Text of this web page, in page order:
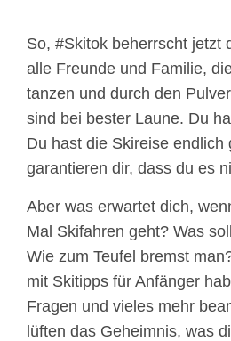
So, #Skitok beherrscht jetzt
alle Freunde und Familie,
tanzen und durch den
sind bei bester Laune. Du
Du hast die Skireise endlich
garantieren dir, dass du es
Aber was erwartet dich,
Mal Skifahren geht? Was
Wie zum Teufel bremst
mit Skitipps für Anfänger
Fragen und vieles mehr
lüften das Geheimnis, was